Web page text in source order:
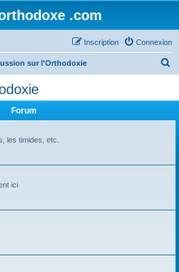
.com
Connexion
Inscription
sur l'Orthodoxie
r
Forum
les timides, etc.
ici